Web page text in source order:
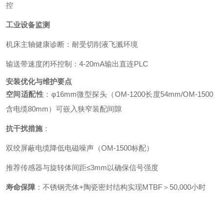
控
工业设备监测
机床主轴健康诊断：耐受切削液飞溅环境
输送带速度闭环控制：4-20mA输出直连PLC
安装优化与维护要点
空间适配性 ：φ16mm微型探头（OM-1200长度54mm/OM-1500
含电缆80mm）可嵌入狭窄装配间隙
抗干扰措施：
双绞屏蔽电缆降低电磁噪声（OM-1500标配）
推荐传感器与旋转体间距≤3mm以确保信号强度
寿命保障 ：不锈钢壳体+陶瓷密封结构实现MTBF＞50,000小时